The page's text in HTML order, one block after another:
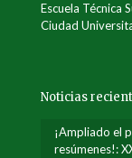
Escuela Técnica
Ciudad
Noticias
¡Ampliado el
resúmenes!: